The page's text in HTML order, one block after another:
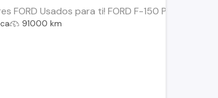
FORD Usados para ti! FORD F-150 Platinum
91000 km